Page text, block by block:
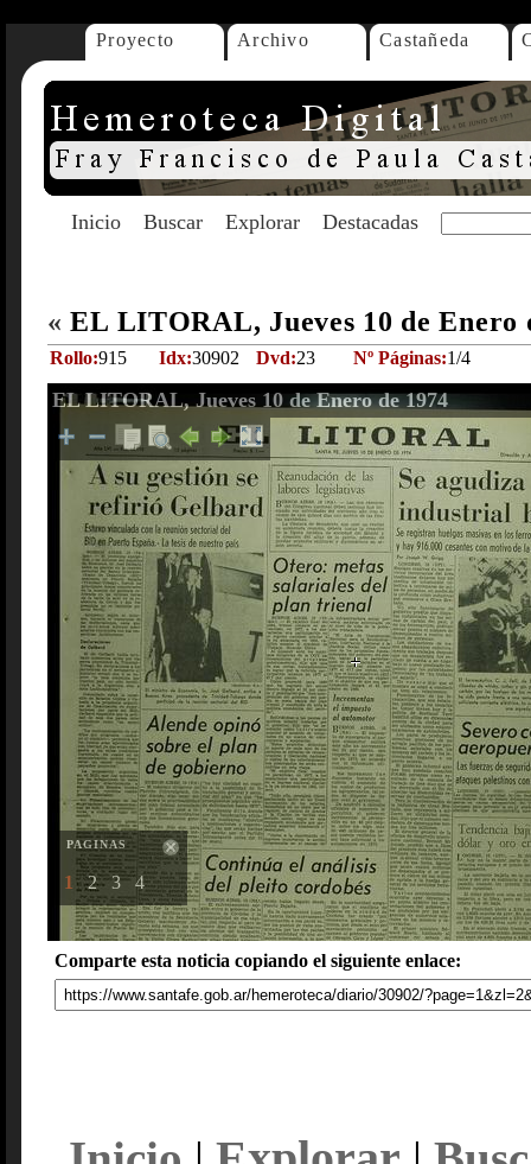
Proyecto Archivo Castañeda
Inicio Buscar Explorar Destacadas
« EL LITORAL, Jueves 10 de Enero
Rollo:915 Idx:30902 Dvd:23 Nº Páginas:1/4
EL LITORAL, Jueves 10 de Enero de 1974
PAGINAS
1 2 3 4
Comparte esta noticia copiando el siguiente enlace: